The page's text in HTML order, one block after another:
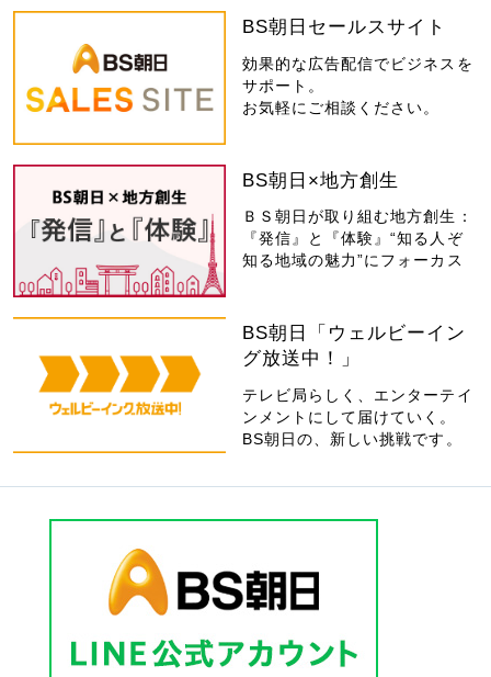
BS朝日セールスサイト
効果的な広告配信でビジネスを
サポート。
お気軽にご相談ください。
BS朝日×地方創生
ＢＳ朝日が取り組む地方創生：
『発信』と『体験』“知る人ぞ
知る地域の魅力”にフォーカス
BS朝日「ウェルビーイン
グ放送中！」
テレビ局らしく、エンターテイ
ンメントにして届けていく。
BS朝日の、新しい挑戦です。